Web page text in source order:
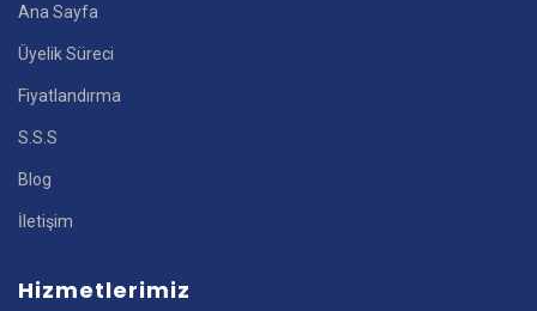
Ana Sayfa
Üyelik Süreci
Fiyatlandırma
S.S.S
Blog
İletişim
Hizmetlerimiz